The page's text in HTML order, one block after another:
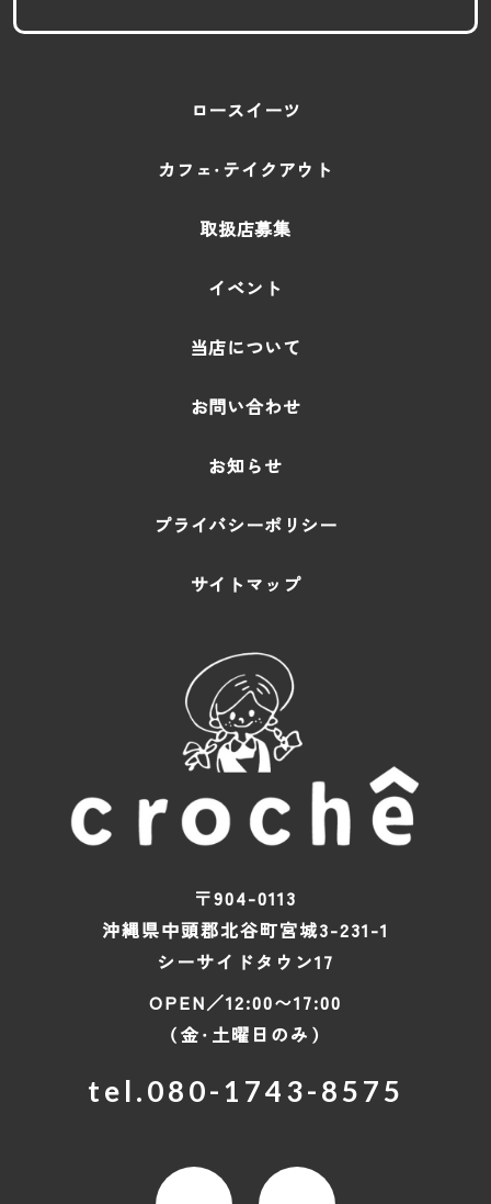
ロースイーツ
カフェ・テイクアウト
取扱店募集
イベント
当店について
お問い合わせ
お知らせ
プライバシーポリシー
サイトマップ
〒904-0113
沖縄県中頭郡北谷町宮城3-231-1
シーサイドタウン17
OPEN／12:00〜17:00
（金・土曜日のみ）
tel.080-1743-8575